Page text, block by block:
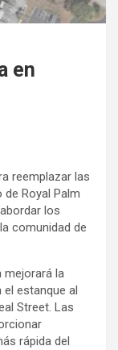
en
reemplazar las
Royal Palm
los
comunidad de
mejorará la
estanque al
Street. Las
rápida del